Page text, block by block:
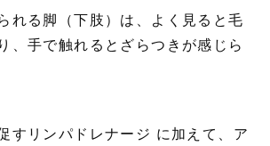
れる脚（下肢）は、よく見ると毛
、手で触れるとざらつきが感じら
すリンパドレナージ に加えて、ア